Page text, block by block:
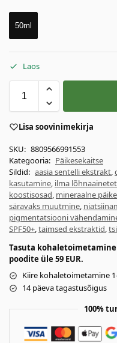
50ml
Laos
Lisa soovinimekirja
SKU: 8809566991553
Kategooria: Päikesekaitse
Sildid: aasia sentelli ekstrakt,
kasutamine, ilma
koostisosad, mineraalne
säravaks muutmine,
pigmentatsiooni
SPF50+,taimsed ekstraktid,
Tasuta
poodite üle 59 EUR.
Kiire kohaletoimetamine
14 päeva tagastusõigus
100%